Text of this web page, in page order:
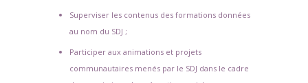
Superviser les contenus des formations données
au nom du SDJ ;
Participer aux animations et projets
communautaires menés par le SDJ dans le cadre